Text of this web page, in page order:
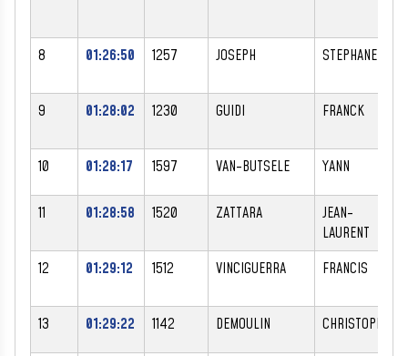
8 01:26:50 1257 JOSEPH STEPHANE
9 01:28:02 1230 GUIDI FRANCK
10 01:28:17 1597 VAN-BUTSELE YANN
11 01:28:58 1520 ZATTARA
JEAN-
LAURENT
12 01:29:12 1512 VINCIGUERRA FRANCIS
13 01:29:22 1142 DEMOULIN CHRISTOPHE